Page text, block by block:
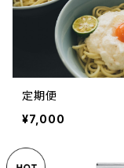
定期便
¥7,000